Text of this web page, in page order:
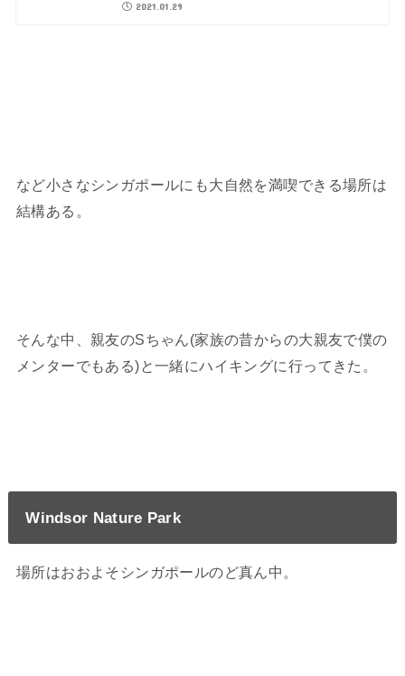
2021.01.29
など小さなシンガポールにも大自然を満喫できる場所は
結構ある。
そんな中、親友のSちゃん(家族の昔からの大親友で僕の
メンターでもある)と一緒にハイキングに行ってきた。
Windsor Nature Park
場所はおおよそシンガポールのど真ん中。